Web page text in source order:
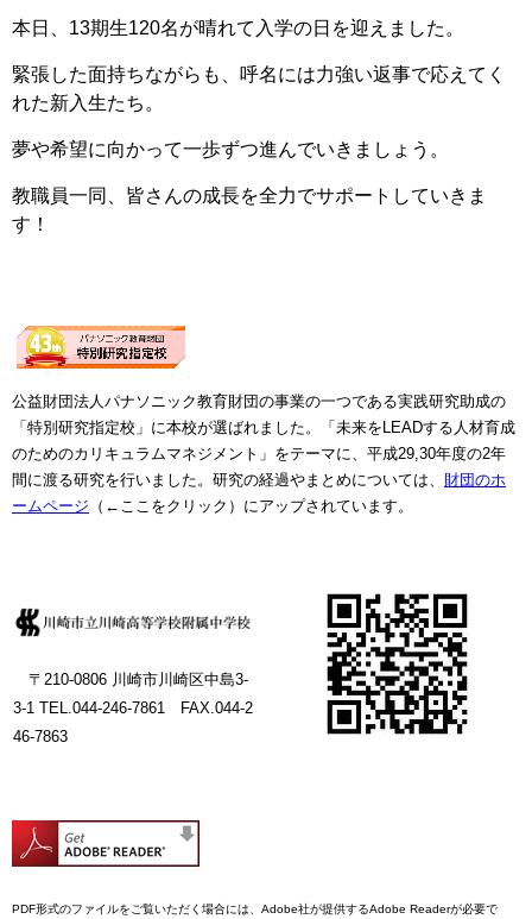
本日、13期生120名が晴れて入学の日を迎えました。
緊張した面持ちながらも、呼名には力強い返事で応えてく
れた新入生たち。
夢や希望に向かって一歩ずつ進んでいきましょう。
教職員一同、皆さんの成長を全力でサポートしていきま
す！
公益財団法人パナソニック教育財団の事業の一つである実践研究助成の
「特別研究指定校」に本校が選ばれました。「未来をLEADする人材育成
のためのカリキュラムマネジメント」をテーマに、平成29,30年度の2年
間に渡る研究を行いました。研究の経過やまとめについては、 財団のホ
ームページ （←ここをクリック）にアップされています。
〒210-0806 川崎市川崎区中島3-
3-1 TEL.044-246-7861 FAX.044-2
46-7863
PDF形式のファイルをご覧いただく場合には、Adobe社が提供するAdobe Readerが必要で